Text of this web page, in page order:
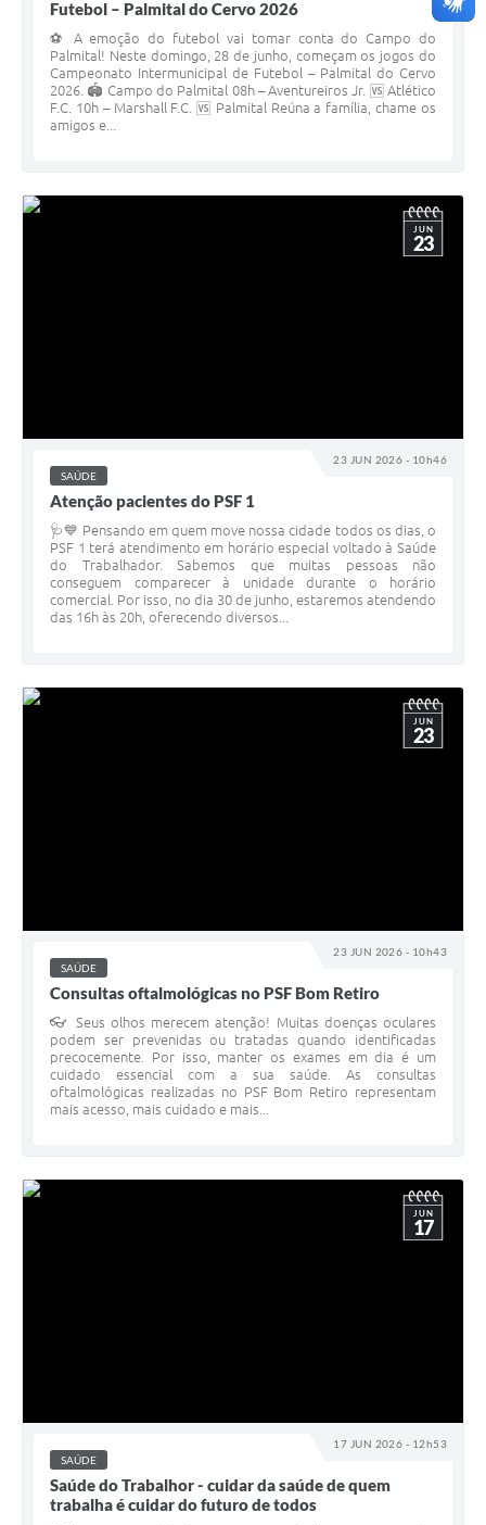
Futebol – Palmital do Cervo 2026
⚽️ A emoção do futebol vai tomar conta do Campo do
Palmital! Neste domingo, 28 de junho, começam os jogos do
Campeonato Intermunicipal de Futebol – Palmital do Cervo
2026. 🏟️ Campo do Palmital 08h – Aventureiros Jr. 🆚 Atlético
F.C. 10h – Marshall F.C. 🆚 Palmital Reúna a família, chame os
amigos e...
23 JUN 2026 - 10h46
JUN
23
SAÚDE
Atenção pacientes do PSF 1
🩺💙 Pensando em quem move nossa cidade todos os dias, o
PSF 1 terá atendimento em horário especial voltado à Saúde
do Trabalhador. Sabemos que muitas pessoas não
conseguem comparecer à unidade durante o horário
comercial. Por isso, no dia 30 de junho, estaremos atendendo
das 16h às 20h, oferecendo diversos...
23 JUN 2026 - 10h43
JUN
23
SAÚDE
Consultas oftalmológicas no PSF Bom Retiro
👓 Seus olhos merecem atenção! Muitas doenças oculares
podem ser prevenidas ou tratadas quando identificadas
precocemente. Por isso, manter os exames em dia é um
cuidado essencial com a sua saúde. As consultas
oftalmológicas realizadas no PSF Bom Retiro representam
mais acesso, mais cuidado e mais...
17 JUN 2026 - 12h53
JUN
17
SAÚDE
Saúde do Trabalhor - cuidar da saúde de quem
trabalha é cuidar do futuro de todos